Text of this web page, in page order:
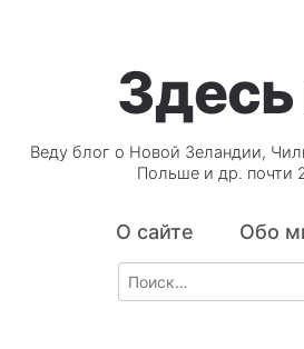
Веду блог о Новой Зеландии,
Польше и др. почти
О сайте Обо
Search
for: